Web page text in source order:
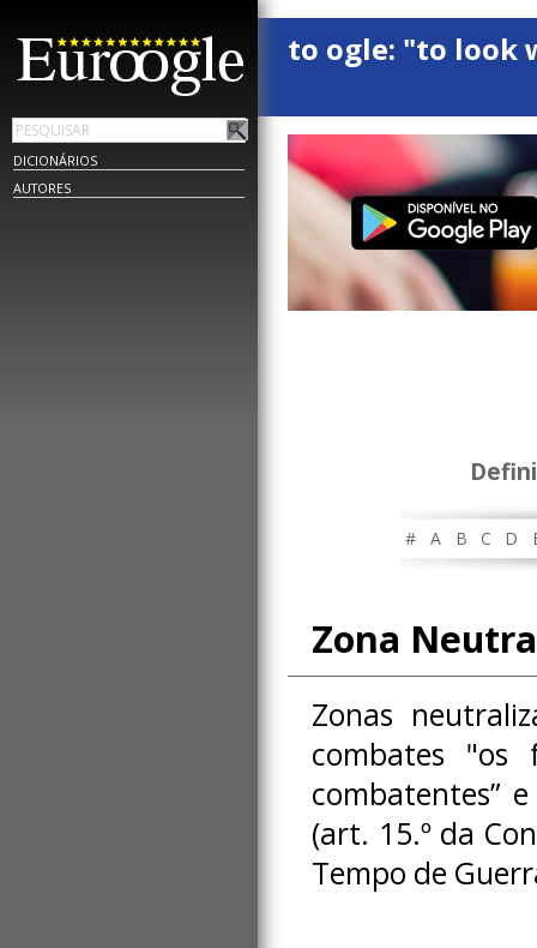
DICIONÁRIOS
AUTORES
to ogle: "to look
# A B C D
Zona Neutra
Zonas
combates "os
combatentes”
(art. 15.º da
Tempo de